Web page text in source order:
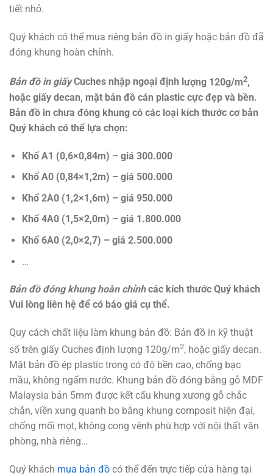
tiết nhỏ.
Quý khách có thể mua riêng bản đồ in giấy hoặc bản đồ đã
đóng khung hoàn chỉnh.
Bản đồ in giấyCuches nhập ngoại định l ượng 120g/m2,
hoặc giấy decan, mặt bản đồ cán plastic cực đẹp và bền.
Bản đồ in chưa đóng khung có các loại kích thước cơ bản
Quý khách có thể lựa chọn:
Khổ A1 (0,6×0,84m) – giá 300.000
KhổA0 (0,84×1,2m) – giá 500.000
Khổ2A0 (1,2×1,6m) – giá 950.000
Khổ4A0 (1,5×2,0m) – giá 1.800.000
Khổ6A0 (2,0×2,7) – giá 2.500.000
…
Bản đồ đóng khung hoàn chỉnhcác kích thước Quý khách
Vui lòng liên hệ để có báo giá cụ thể.
Quy cách chất liệu làm khung bản đồ: Bản đồ in kỹ thuật
số trên giấy Cuches định lượng 120g/m2, hoặc giấy decan.
Mặt bản đồ ép plastic trong có độ bền cao, chống bạc
mầu, không ngấm nước. Khung bản đồ đóng bằng gỗ MDF
Malaysia bản 5mm được kết cấu khung xương gỗ chắc
chắn, viền xung quanh bo bằng khung composit hiện đại,
chống mối mọt, không cong vênh phù hợp với nội thất văn
phòng, nhà riêng…
Quý khách mua bản đồ có thể đến trực tiếp cửa hàng tại